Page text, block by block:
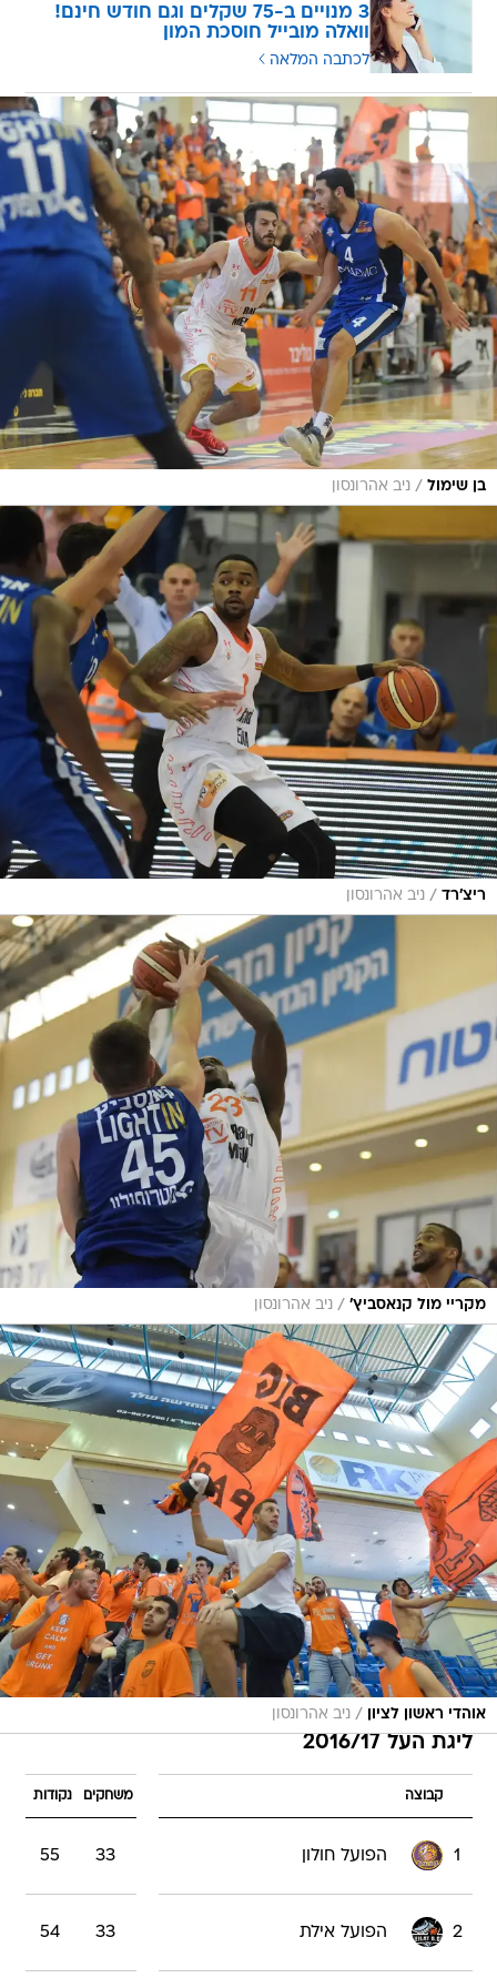
3 מנויים ב-75 שקלים וגם חודש חינם!
וואלה מובייל חוסכת המון
לכתבה המלאה
בן שימול / ניב אהרונסון
ריצ'רד / ניב אהרונסון
מקריי מול קנאסביץ' / ניב אהרונסון
אוהדי ראשון לציון / ניב אהרונסון
ליגת העל 2016/17
קבוצה משחקים נקודות
1 הפועל חולון 33
55
2 הפועל אילת 33
54